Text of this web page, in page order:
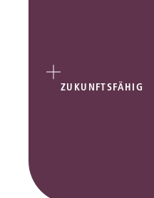
ZUKUNFTSFÄHIG